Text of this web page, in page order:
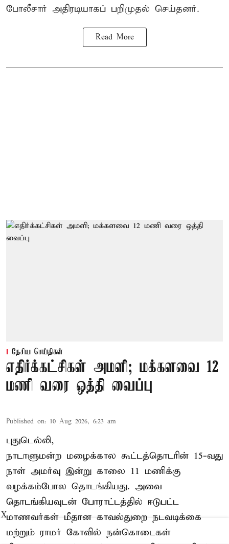
போலீசார் அதிரடியாகப் பறிமுதல் செய்தனர்.
Read More
தேசிய செய்திகள்
எதிர்க்கட்சிகள் அமளி; மக்களவை 12
மணி வரை ஒத்தி வைப்பு
Published on: 10 Aug 2026, 6:23 am
புதுடெல்லி,
நாடாளுமன்ற மழைக்கால கூட்டத்தொடரின் 15-வது
நாள் அமர்வு இன்று காலை 11 மணிக்கு
வழக்கம்போல தொடங்கியது. அவை
தொடங்கியவுடன் போராட்டத்தில் ஈடுபட்ட
மாணவர்கள் மீதான காவல்துறை நடவடிக்கை
மற்றும் ராமர் கோவில் நன்கொடைகள்
X